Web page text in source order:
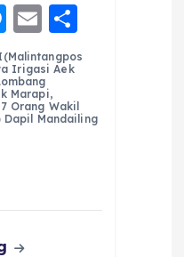
M
e
ss
e
n
E
m
ai
l
h
re
Irigasi Aek
Marapi,
Orang Wakil
Dapil Mandailing